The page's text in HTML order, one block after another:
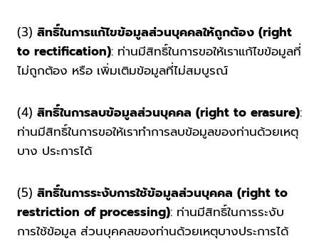
(3) สิทธิ์ในการแก้ไขข้อมูลส่วนบุคคลให้ถูกต้อง (right
to rectification): ท่านมีสิทธิ์ในการขอให้เราแก้ไขข้อมูลที่
ไม่ถูกต้อง หรือ เพิ่มเติมข้อมูลที่ไม่สมบูรณ์
(4) สิทธิ์ในการลบข้อมูลส่วนบุคคล (right to erasure):
ท่านมีสิทธิ์ในการขอให้เราทำการลบข้อมูลของท่านด้วยเหตุ
บาง ประการได้
(5) สิทธิ์ในการระงับการใช้ข้อมูลส่วนบุคคล (right to
restriction of processing): ท่านมีสิทธิ์ในการระงับ
การใช้ข้อมูล ส่วนบุคคลของท่านด้วยเหตุบางประการได้